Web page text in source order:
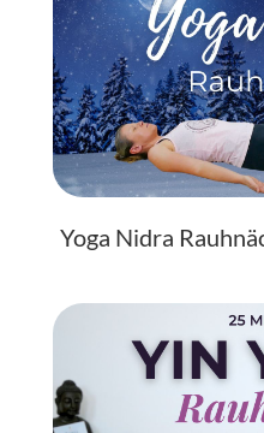
Yoga Nidra